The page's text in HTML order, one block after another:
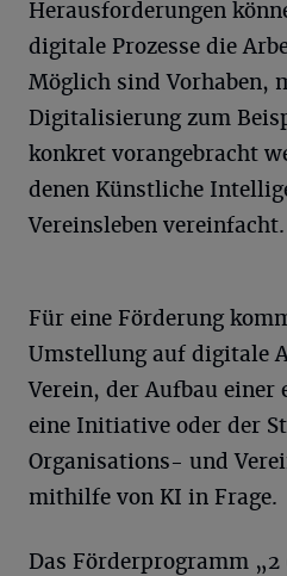
Herausforderungen
digitale Prozesse die
Möglich sind Vorhaben,
Digitalisierung zum
konkret vorangebracht
denen Künstliche
Vereinsleben vereinfacht.
Für eine Förderung
Umstellung auf digitale
Verein, der Aufbau einer
eine Initiative oder der
Organisations- und
mithilfe von KI in Frage.
Das Förderprogramm